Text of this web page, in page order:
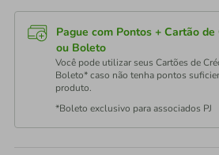
Pague com Pontos + Cartão
ou Boleto
Você pode utilizar seus Cartões de
Boleto* caso não tenha pontos
produto.
*Boleto exclusivo para associados PJ